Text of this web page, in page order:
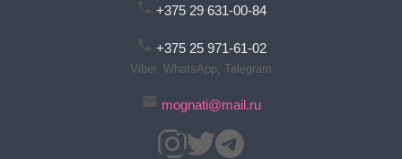
+375 29 631-00-84
+375 25 971-61-02
Viber, WhatsApp, Telegram
mognati@mail.ru